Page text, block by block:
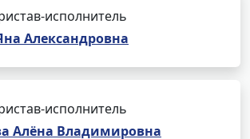
исполнитель
Александровна
исполнитель
Алёна Владимировна